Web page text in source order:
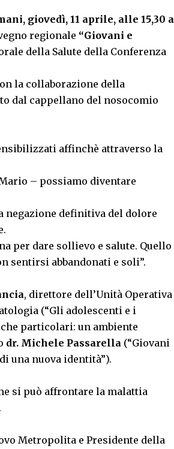
giovedì, 11 aprile, alle 15,30 a
regionale “Giovani e
della Salute della Conferenza
la collaborazione della
dal cappellano del nosocomio
affinchè attraverso la
– possiamo diventare
negazione definitiva del dolore
per dare sollievo e salute. Quello
sentirsi abbandonati e soli”.
, direttore dell’Unità Operativa
(“Gli adolescenti e i
particolari: un ambiente
dr. Michele Passarella (“Giovani
una nuova identità”).
si può affrontare la malattia
Metropolita e Presidente della